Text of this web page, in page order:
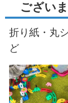
ございま
折り紙・丸
ど